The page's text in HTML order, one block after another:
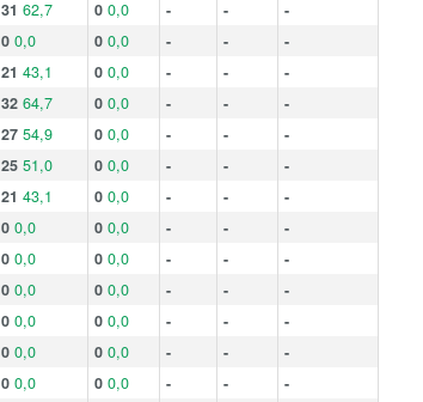
31 62,7 0 0,0 - -
-
0 0,0 0 0,0 - -
-
21 43,1 0 0,0 - -
-
32 64,7 0 0,0 - -
-
27 54,9 0 0,0 - -
-
25 51,0 0 0,0 - -
-
21 43,1 0 0,0 - -
-
0 0,0 0 0,0 - -
-
0 0,0 0 0,0 - -
-
0 0,0 0 0,0 - -
-
0 0,0 0 0,0 - -
-
0 0,0 0 0,0 - -
-
0 0,0 0 0,0 - -
-